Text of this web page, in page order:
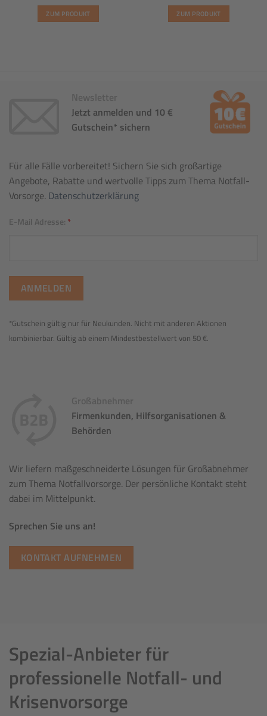
ZUM PRODUKT ZUM PRODUKT
Newsletter
Jetzt anmelden und 10 €
Gutschein* sichern
Für alle Fälle vorbereitet! Sichern Sie sich großartige
Angebote, Rabatte und wertvolle Tipps zum Thema Notfall-
Vorsorge. Datenschutzerklärung
E-Mail Adresse: *
*Gutschein gültig nur für Neukunden. Nicht mit anderen Aktionen
kombinierbar. Gültig ab einem Mindestbestellwert von 50 €.
Großabnehmer
Firmenkunden, Hilfsorganisationen &
Behörden
Wir liefern maßgeschneiderte Lösungen für Großabnehmer
zum Thema Notfallvorsorge. Der persönliche Kontakt steht
dabei im Mittelpunkt.
Sprechen Sie uns an!
KONTAKT AUFNEHMEN
Spezial-Anbieter für
professionelle Notfall- und
Krisenvorsorge